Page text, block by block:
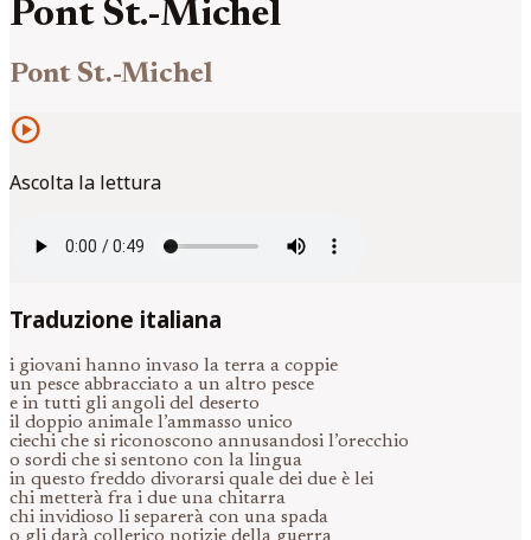
Pont St.-Michel
Pont St.-Michel
play_circle
Ascolta la lettura
Traduzione italiana
i giovani hanno invaso la terra a coppie
un pesce abbracciato a un altro pesce
e in tutti gli angoli del deserto
il doppio animale l’ammasso unico
ciechi che si riconoscono annusandosi l’orecchio
o sordi che si sentono con la lingua
in questo freddo divorarsi quale dei due è lei
chi metterà fra i due una chitarra
chi invidioso li separerà con una spada